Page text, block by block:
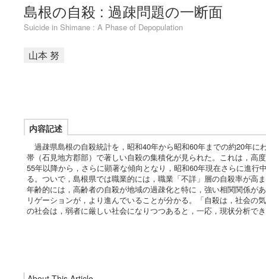
島根の自殺 : 過疎問題の一断面
Suicide in Shimane : A Phase of Depopulation
山本 努
内容記述
過疎県島根の自殺統計を，昭和40年から昭和60年までの約20年
帯（石見地方郡部）で著しい自殺の集積化が見られた。これは，高
55年以降から，さらに顕著な傾向となり，昭和60年現在さらに進
る。ついで，島根県では職業的には，職業「不詳」層の自殺率が
年齢的には，高齢者の自殺が地域の過疎化と特に，強い相関関係が
リゲーションが，より進んでいることが分かる。「自殺は，社会
の社会は，弱者に厳しい社会になりつつあると，一応，現状分析で